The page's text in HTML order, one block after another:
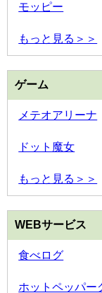
モッピー
もっと見る＞＞
ゲーム
メテオアリーナ
ドット魔女
もっと見る＞＞
WEBサービス
食べログ
ホットペッパー